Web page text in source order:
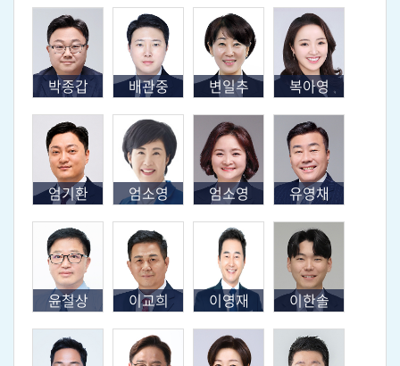
박종갑 배관중 변일추 복아영
엄기환 엄소영 엄소영 유영채
윤철상 이교희 이영재 이한솔